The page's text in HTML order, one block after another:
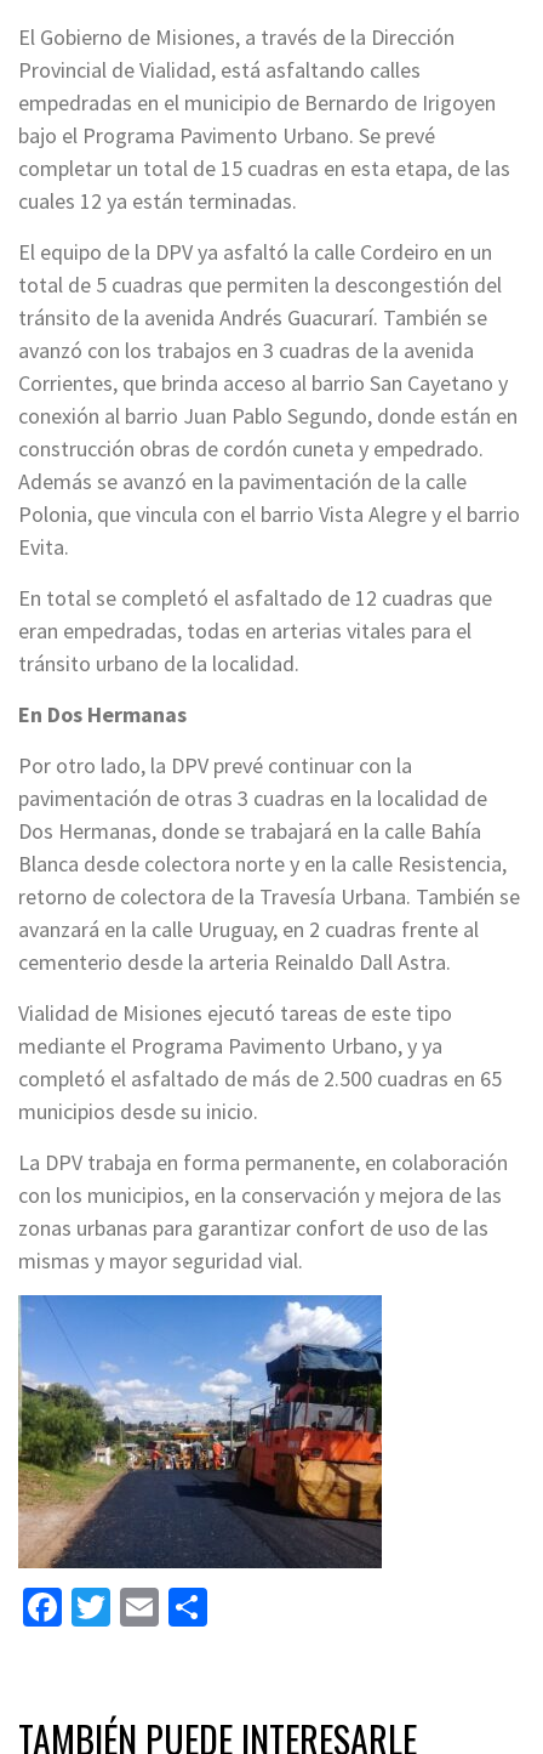
El Gobierno de Misiones, a través de la Dirección
Provincial de Vialidad, está asfaltando calles
empedradas en el municipio de Bernardo de Irigoyen
bajo el Programa Pavimento Urbano. Se prevé
completar un total de 15 cuadras en esta etapa, de las
cuales 12 ya están terminadas.
El equipo de la DPV ya asfaltó la calle Cordeiro en un
total de 5 cuadras que permiten la descongestión del
tránsito de la avenida Andrés Guacurarí. También se
avanzó con los trabajos en 3 cuadras de la avenida
Corrientes, que brinda acceso al barrio San Cayetano y
conexión al barrio Juan Pablo Segundo, donde están en
construcción obras de cordón cuneta y empedrado.
Además se avanzó en la pavimentación de la calle
Polonia, que vincula con el barrio Vista Alegre y el barrio
Evita.
En total se completó el asfaltado de 12 cuadras que
eran empedradas, todas en arterias vitales para el
tránsito urbano de la localidad.
En Dos Hermanas
Por otro lado, la DPV prevé continuar con la
pavimentación de otras 3 cuadras en la localidad de
Dos Hermanas, donde se trabajará en la calle Bahía
Blanca desde colectora norte y en la calle Resistencia,
retorno de colectora de la Travesía Urbana. También se
avanzará en la calle Uruguay, en 2 cuadras frente al
cementerio desde la arteria Reinaldo Dall Astra.
Vialidad de Misiones ejecutó tareas de este tipo
mediante el Programa Pavimento Urbano, y ya
completó el asfaltado de más de 2.500 cuadras en 65
municipios desde su inicio.
La DPV trabaja en forma permanente, en colaboración
con los municipios, en la conservación y mejora de las
zonas urbanas para garantizar confort de uso de las
mismas y mayor seguridad vial.
Facebook
Twitter
Email
TAMBIÉN PUEDE INTERESARLE